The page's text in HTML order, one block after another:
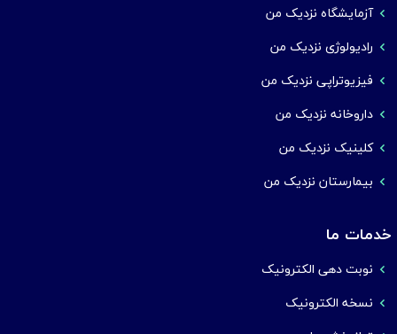
آزمایشگاه نزدیک من
رادیولوژی نزدیک من
فیزیوتراپی نزدیک من
داروخانه نزدیک من
کلینیک نزدیک من
بیمارستان نزدیک من
خدمات ما
نوبت دهی الکترونیک
نسخه الکترونیک